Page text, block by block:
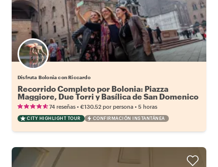
Disfruta Bolonia con Riccardo
Recorrido Completo por Bolonia: Piazza
Maggiore, Due Torri y Basílica de San Domenico
74 reseñas • €130.52 por persona • 5 horas
CITY HIGHLIGHT TOUR CONFIRMACIÓN INSTANTÁNEA